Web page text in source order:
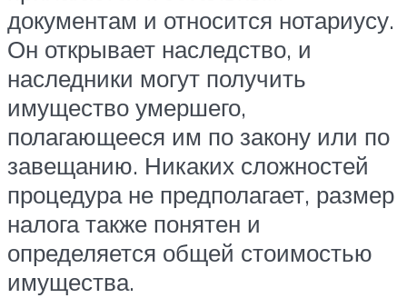
документам и относится нотариусу.
Он открывает наследство, и
наследники могут получить
имущество умершего,
полагающееся им по закону или по
завещанию. Никаких сложностей
процедура не предполагает, размер
налога также понятен и
определяется общей стоимостью
имущества.